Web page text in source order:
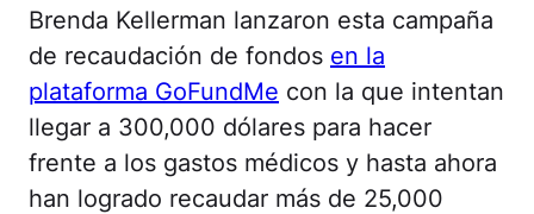
Brenda Kellerman lanzaron esta campaña
de recaudación de fondos en la
plataforma GoFundMe con la que intentan
llegar a 300,000 dólares para hacer
frente a los gastos médicos y hasta ahora
han logrado recaudar más de 25,000